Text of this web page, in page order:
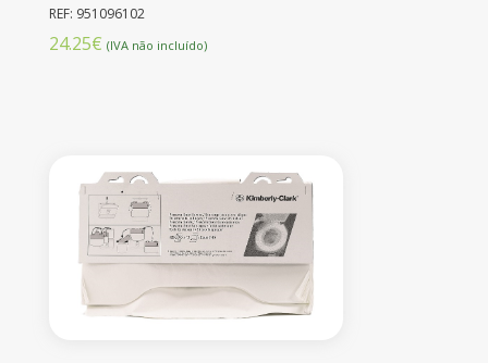
REF: 951096102
24.25€ (IVA não incluído)